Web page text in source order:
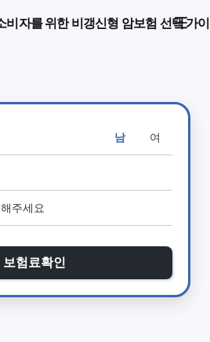
비자를 위한 비갱신형 암보험 선택 가
남 여
보험료확인